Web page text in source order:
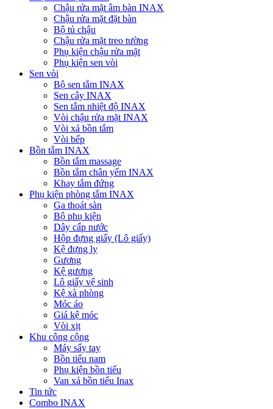
Chậu rửa mặt âm bàn INAX
Chậu rửa mặt đặt bàn
Bộ tủ chậu
Chậu rửa mặt treo tường
Phụ kiện chậu rửa mặt
Phụ kiện sen vòi
Sen vòi
Bộ sen tắm INAX
Sen cây INAX
Sen tắm nhiệt độ INAX
Vòi chậu rửa mặt INAX
Vòi xả bồn tắm
Vòi bếp
Bồn tắm INAX
Bồn tắm massage
Bồn tắm chân yếm INAX
Khay tắm đứng
Phụ kiện phòng tắm INAX
Ga thoát sàn
Bộ phụ kiện
Dây cấp nước
Hộp đựng giấy (Lô giấy)
Kệ đựng ly
Gương
Kệ gương
Lô giấy vệ sinh
Kệ xà phòng
Móc áo
Giá kệ móc
Vòi xịt
Khu công cộng
Máy sấy tay
Bồn tiểu nam
Phụ kiện bồn tiểu
Van xả bồn tiểu Inax
Tin tức
Combo INAX